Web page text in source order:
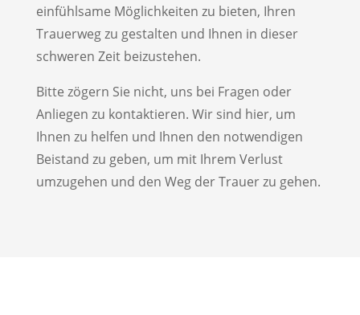
einfühlsame Möglichkeiten zu bieten, Ihren
Trauerweg zu gestalten und Ihnen in dieser
schweren Zeit beizustehen.
Bitte zögern Sie nicht, uns bei Fragen oder
Anliegen zu kontaktieren. Wir sind hier, um
Ihnen zu helfen und Ihnen den notwendigen
Beistand zu geben, um mit Ihrem Verlust
umzugehen und den Weg der Trauer zu gehen.